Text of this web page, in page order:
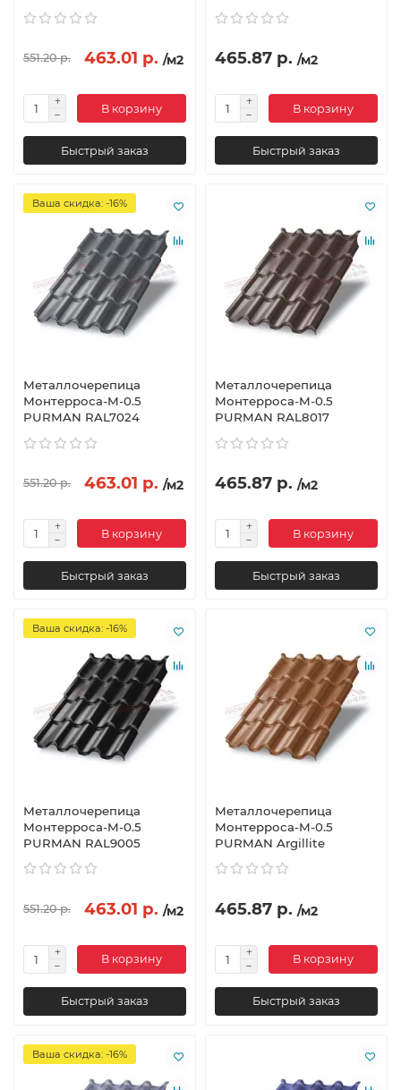
551.20 р. 463.01 р. /м2
В корзину
Быстрый заказ
465.87 р. /м2
В корзину
Быстрый заказ
Ваша скидка: -16%
Металлочерепица
Монтерроса-M-0.5
PURMAN RAL7024
551.20 р. 463.01 р. /м2
В корзину
Быстрый заказ
Металлочерепица
Монтерроса-M-0.5
PURMAN RAL8017
465.87 р. /м2
В корзину
Быстрый заказ
Ваша скидка: -16%
Металлочерепица
Монтерроса-M-0.5
PURMAN RAL9005
551.20 р. 463.01 р. /м2
В корзину
Быстрый заказ
Металлочерепица
Монтерроса-M-0.5
PURMAN Argillite
465.87 р. /м2
В корзину
Быстрый заказ
Ваша скидка: -16%